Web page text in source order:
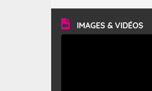
vitesse moyenne de 50 km/h
en rafales, parfois davantage.
du Rhône et la Provence et
méditerranéen à partir de la
IMAGES & VIDÉOS